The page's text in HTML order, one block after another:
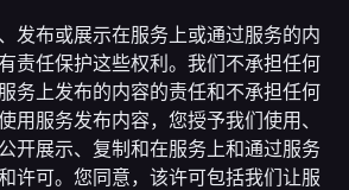
发布或展示在服务上或通过服务的内
责任保护这些权利。我们不承担任何
务上发布的内容的责任和不承担任何
用服务发布内容，您授予我们使用、
开展示、复制和在服务上和通过服务
许可。您同意，该许可包括我们让服